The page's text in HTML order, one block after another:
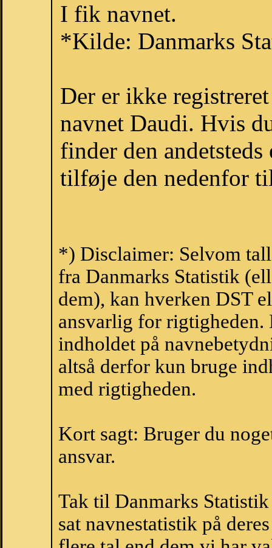
I fik navnet.
*Kilde: Danmarks
Der er ikke
navnet Daudi. Hvis
finder den
tilføje den nedenfor
*) Disclaimer: Selvom
fra Danmarks Statistik
dem), kan hverken DST
ansvarlig for
indholdet på
altså derfor kun bruge
med rigtigheden.
Kort sagt: Bruger du
ansvar.
Tak til Danmarks
sat navnestatistik på